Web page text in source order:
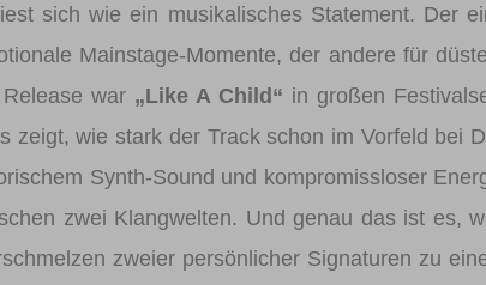
sich wie ein musikalisches Statement. Der
Mainstage-Momente, der andere für
war „Like A Child“ in großen
zeigt, wie stark der Track schon im Vorfeld bei
Synth-Sound und kompromissloser
zwei Klangwelten. Und genau das ist es,
zweier persönlicher Signaturen zu